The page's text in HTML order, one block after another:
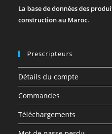
La base de données des
construction au Maroc.
Prescripteurs
Détails du compte
Commandes
Téléchargements